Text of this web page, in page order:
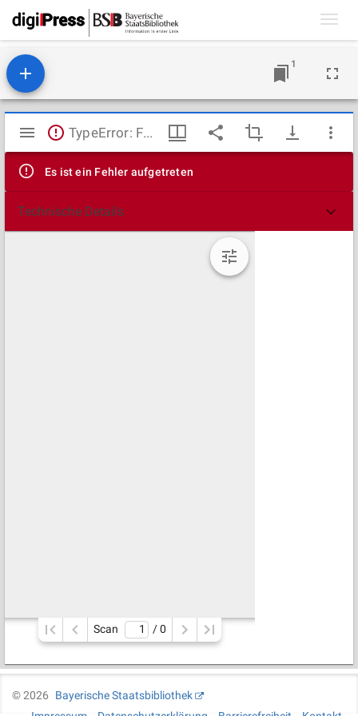
1
Mirador
Viewer
TypeError: Failed to fetch
Es ist ein Fehler aufgetreten
Technische Details
Scan / 0
©2026
Bayerische Staatsbibliothek